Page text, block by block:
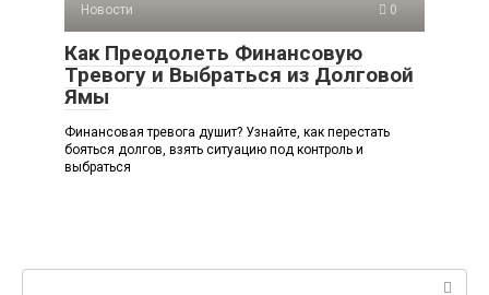
Новости 0
Как Преодолеть Финансовую
Тревогу и Выбраться из Долговой
Ямы
Финансовая тревога душит? Узнайте, как перестать
бояться долгов, взять ситуацию под контроль и
выбраться